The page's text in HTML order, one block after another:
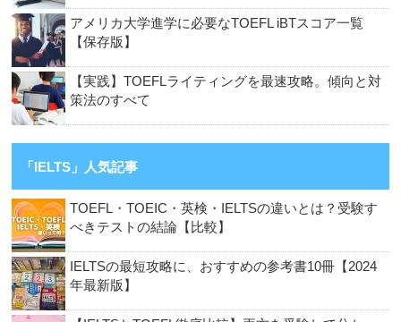
アメリカ大学進学に必要なTOEFL iBTスコア一覧
【保存版】
【実践】TOEFLライティングを最速攻略。傾向と対
策法のすべて
「IELTS」人気記事
TOEFL・TOEIC・英検・IELTSの違いとは？受験す
べきテストの結論【比較】
IELTSの最短攻略に、おすすめの参考書10冊【2024
年最新版】